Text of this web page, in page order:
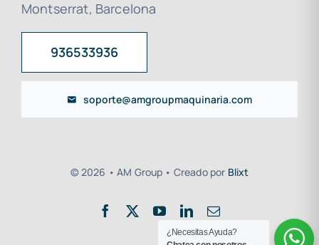
Montserrat, Barcelona
936533936
soporte@amgroupmaquinaria.com
© 2026 • AM Group • Creado por Blixt
¿Necesitas Ayuda?